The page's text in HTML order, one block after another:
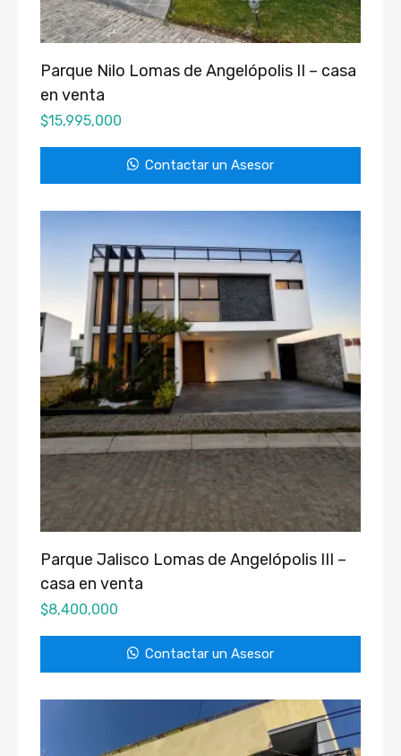
Parque Nilo Lomas de Angelópolis II – casa
en venta
$15,995,000
Contactar un Asesor
Parque Jalisco Lomas de Angelópolis III –
casa en venta
$8,400,000
Contactar un Asesor